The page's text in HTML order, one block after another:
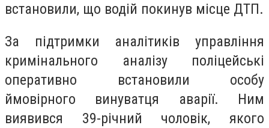
встановили, що водій покинув місце ДТП.
За підтримки аналітиків управління
кримінального аналізу поліцейські
оперативно встановили особу
ймовірного винуватця аварії. Ним
виявився 39-річний чоловік, якого